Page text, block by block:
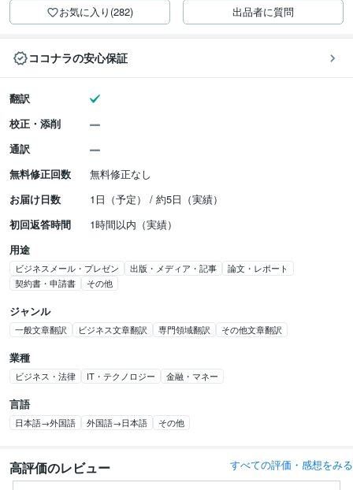
お気に入り(282) 出品者に質問
ココナラの安心保証
翻訳
校正・添削
通訳
無料修正回数
無料修正なし
お届け日数
1日（予定） / 約5日（実績）
初回返答時間
1時間以内（実績）
用途
ビジネスメール・プレゼン 出版・メディア・記事
論文・レポート
契約書・申請書
その他
ジャンル
一般文章翻訳 ビジネス文章翻訳 専門領域翻訳 その他文章翻訳
業種
ビジネス・法律 IT・テクノロジー 金融・マネー
言語
日本語→外国語 外国語→日本語 その他
高評価のレビュー すべての評価・感想をみる